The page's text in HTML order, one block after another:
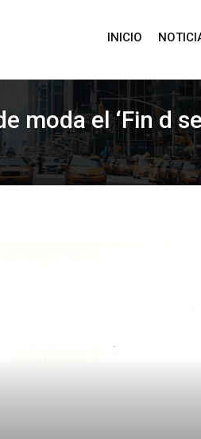
INICIO
moda el ‘Fin d